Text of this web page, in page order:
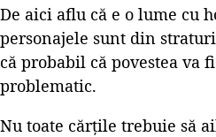
De aici aflu că e o lume cu
personajele sunt din
că probabil că povestea va
problematic.
Nu toate cărțile trebuie să